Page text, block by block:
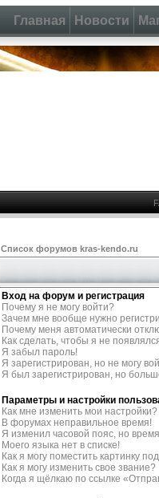
Главная Новости
Список форумов kras-kendo.ru
Вход на форум и регистрация
Почему я не могу войти?
Зачем мне вообще нужно
Почему меня автоматически
Как сделать, чтобы я не
Я забыл пароль!
Я зарегистрирован, но не могу
Я был зарегистрирован, но
Параметры и настройки
Как мне изменить мои настройки?
В форумах неправильное время!
Я изменил часовой пояс, но
Моего языка нет в списке!
Как я могу поместить картинку
Как я могу изменить свое звание?
Когда я щёлкаю по ссылке